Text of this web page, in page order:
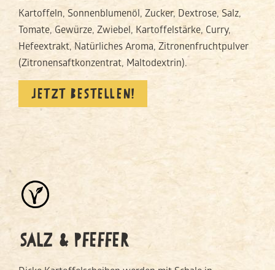
Kartoffeln, Sonnenblumenöl, Zucker, Dextrose, Salz,
Tomate, Gewürze, Zwiebel, Kartoffelstärke, Curry,
Hefeextrakt, Natürliches Aroma, Zitronenfruchtpulver
(Zitronensaftkonzentrat, Maltodextrin).
JETZT BESTELLEN!
SALZ & PFEFFER